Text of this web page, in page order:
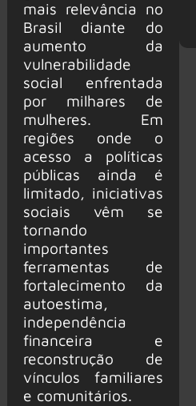
mais relevância no
Brasil diante do
aumento da
vulnerabilidade
social enfrentada
por milhares de
mulheres. Em
regiões onde o
acesso a políticas
públicas ainda é
limitado, iniciativas
sociais vêm se
tornando
importantes
ferramentas de
fortalecimento da
autoestima,
independência
financeira e
reconstrução de
vínculos familiares
e comunitários.